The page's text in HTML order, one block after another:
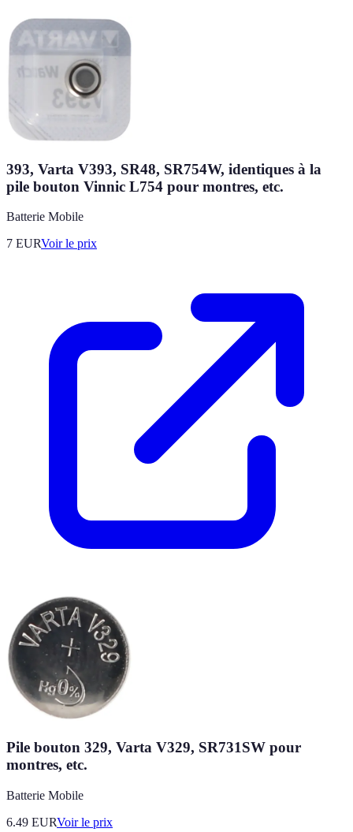
393, Varta V393, SR48, SR754W, identiques à la
pile bouton Vinnic L754 pour montres, etc.
Batterie Mobile
7 EURVoir le prix
Pile bouton 329, Varta V329, SR731SW pour
montres, etc.
Batterie Mobile
6.49 EURVoir le prix